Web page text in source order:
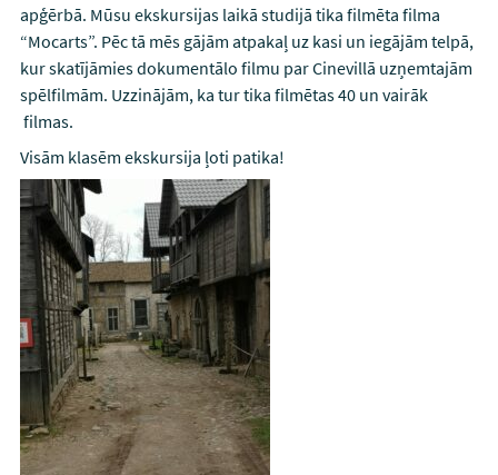
apģērbā. Mūsu ekskursijas laikā studijā tika filmēta filma
“Mocarts”. Pēc tā mēs gājām atpakaļ uz kasi un iegājām telpā,
kur skatījāmies dokumentālo filmu par Cinevillā uzņemtajām
spēlfilmām. Uzzinājām, ka tur tika filmētas 40 un vairāk
filmas.
Visām klasēm ekskursija ļoti patika!